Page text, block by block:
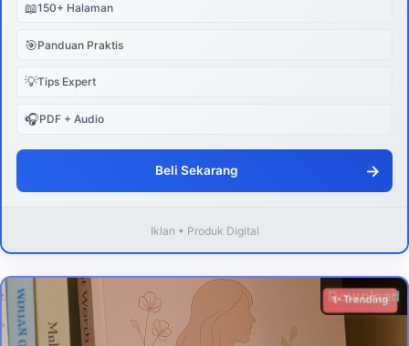
📖150+ Halaman
🎯Panduan Praktis
💡Tips Expert
🎧PDF + Audio
Beli Sekarang →
Iklan • Produk Digital
Download
✨ Trending